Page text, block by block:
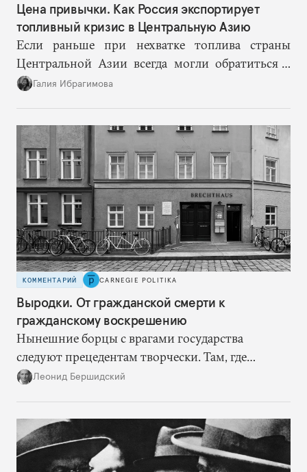
Цена привычки. Как Россия экспортирует
топливный кризис в Центральную Азию
Если раньше при нехватке топлива страны
Центральной Азии всегда могли обратиться к
Москве за дополнительными объемами, то
Галия Ибрагимова
КОММЕНТАРИЙ CARNEGIE POLITIKA
Выродки. От гражданской смерти к
гражданскому воскрешению
Нынешние борцы с врагами государства
следуют прецедентам творчески. Там, где
нацисты торопились в революционном угаре,
сериям ограничений и перекрывая вскрывшиеся
в процессе лазейки.
Леонид Бершидский